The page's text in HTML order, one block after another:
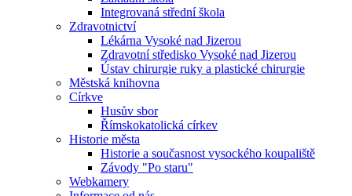
Integrovaná střední škola
Zdravotnictví
Lékárna Vysoké nad Jizerou
Zdravotní středisko Vysoké nad Jizerou
Ústav chirurgie ruky a plastické chirurgie
Městská knihovna
Církve
Husův sbor
Římskokatolická církev
Historie města
Historie a současnost vysockého koupaliště
Závody "Po staru"
Webkamery